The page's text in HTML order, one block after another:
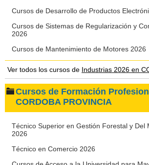
Cursos de Desarrollo de Productos
Cursos de Sistemas de Regularización y
2026
Cursos de Mantenimiento de Motores 2026
Ver todos los cursos de Industrias 2026 en
Cursos de Formación
CORDOBA PROVINCIA
Técnico Superior en Gestión Forestal y Del
2026
Técnico en Comercio 2026